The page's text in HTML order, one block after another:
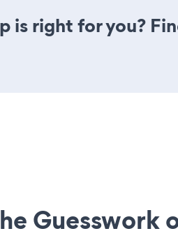
is right for you?
Guesswork